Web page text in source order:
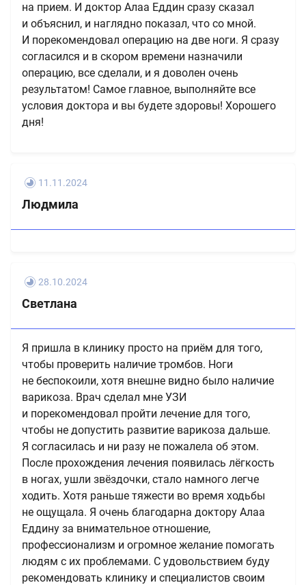
на прием. И доктор Алаа Еддин сразу сказал
и объяснил, и наглядно показал, что со мной.
И порекомендовал операцию на две ноги. Я сразу
согласился и в скором времени назначили
операцию, все сделали, и я доволен очень
результатом! Самое главное, выполняйте все
условия доктора и вы будете здоровы! Хорошего
дня!
11.11.2024
Людмила
28.10.2024
Светлана
Я пришла в клинику просто на приём для того,
чтобы проверить наличие тромбов. Ноги
не беспокоили, хотя внешне видно было наличие
варикоза. Врач сделал мне УЗИ
и порекомендовал пройти лечение для того,
чтобы не допустить развитие варикоза дальше.
Я согласилась и ни разу не пожалела об этом.
После прохождения лечения появилась лёгкость
в ногах, ушли звёздочки, стало намного легче
ходить. Хотя раньше тяжести во время ходьбы
не ощущала. Я очень благодарна доктору Алаа
Еддину за внимательное отношение,
профессионализм и огромное желание помогать
людям с их проблемами. С удовольствием буду
рекомендовать клинику и специалистов своим